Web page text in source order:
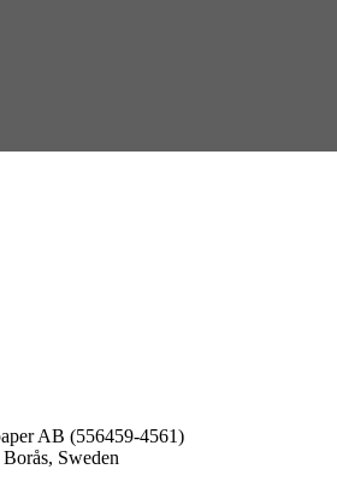
AB (556459-4561)
Sweden